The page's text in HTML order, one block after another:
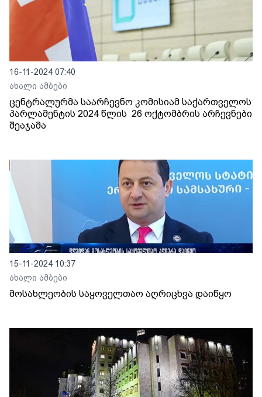
16-11-2024 07:40
ახალი ამბები
ცენტრალურმა საარჩევნო კომისიამ საქართველოს
პარლამენტის 2024 წლის 26 ოქტომბრის არჩევნები
შეაჯამა
15-11-2024 10:37
ახალი ამბები
მოსახლეობის საყოველთაო აღრიცხვა დაიწყო